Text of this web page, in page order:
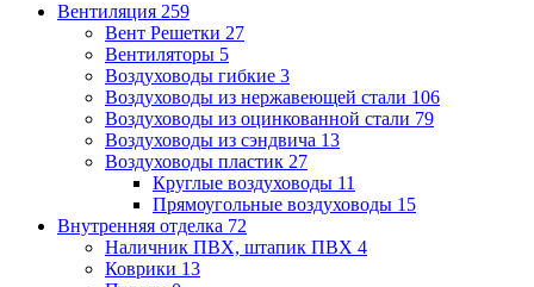
Вентиляция 259
Вент Решетки 27
Вентиляторы 5
Воздуховоды гибкие 3
Воздуховоды из нержавеющей стали 106
Воздуховоды из оцинкованной стали 79
Воздуховоды из сэндвича 13
Воздуховоды пластик 27
Круглые воздуховоды 11
Прямоугольные воздуховоды 15
Внутренняя отделка 72
Наличник ПВХ, штапик ПВХ 4
Коврики 13